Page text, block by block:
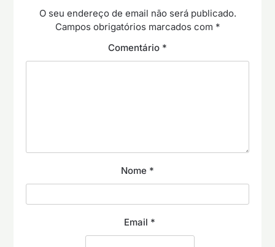
O seu endereço de email não será publicado.
Campos obrigatórios marcados com *
Comentário *
Nome *
Email *